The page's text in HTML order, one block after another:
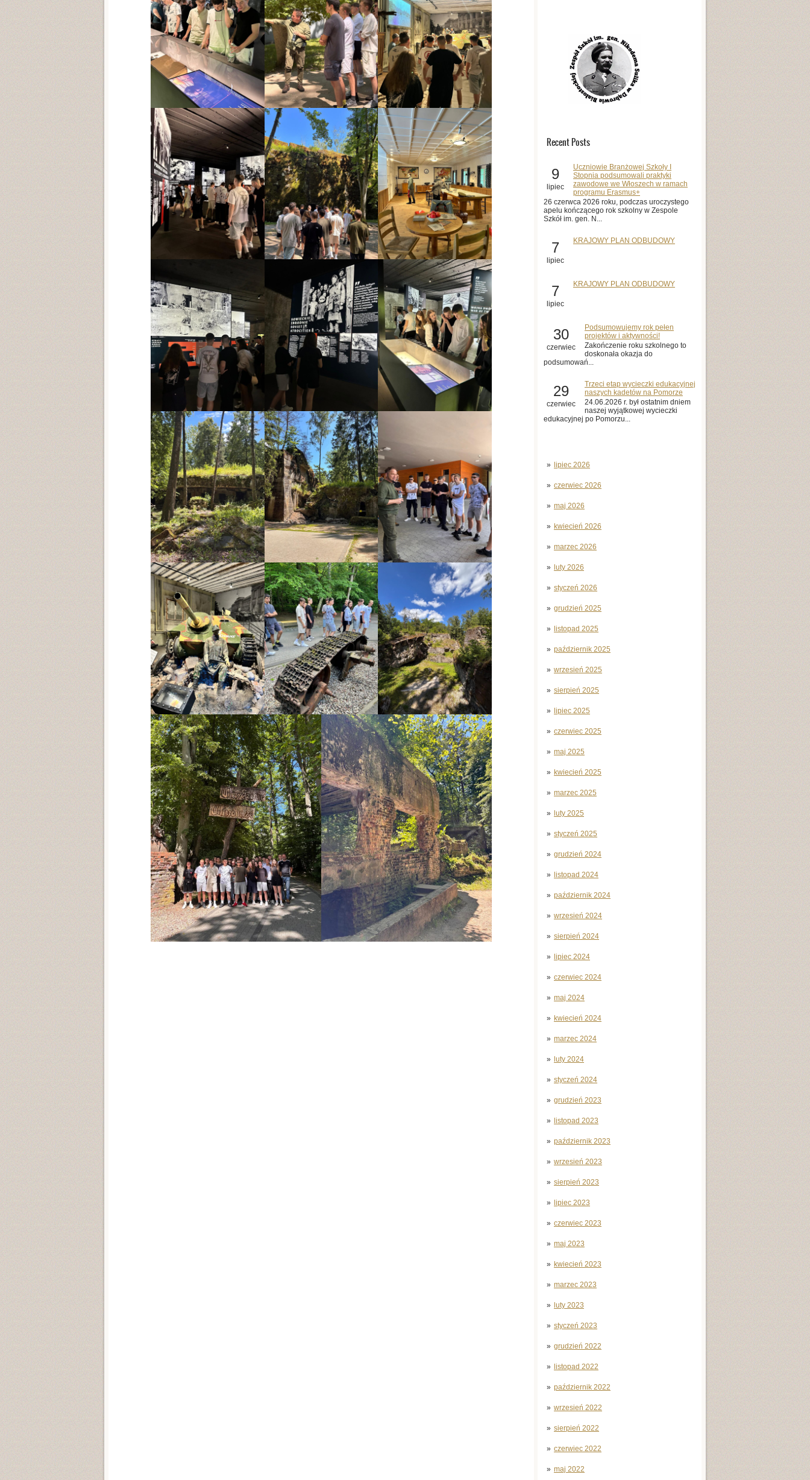
Recent Posts
9
lipiec
Uczniowie Branżowej Szkoły I
Stopnia podsumowali praktyki
zawodowe we Włoszech w ramach
programu Erasmus+
26 czerwca 2026 roku, podczas uroczystego
apelu kończącego rok szkolny w Zespole
Szkół im. gen. N...
7
lipiec
KRAJOWY PLAN ODBUDOWY
7
lipiec
KRAJOWY PLAN ODBUDOWY
30
czerwiec
Podsumowujemy rok pełen
projektów i aktywności!
Zakończenie roku szkolnego to
doskonała okazja do
podsumowań...
29
czerwiec
Trzeci etap wycieczki edukacyjnej
naszych kadetów na Pomorze
24.06.2026 r. był ostatnim dniem
naszej wyjątkowej wycieczki
edukacyjnej po Pomorzu...
lipiec 2026
czerwiec 2026
maj 2026
kwiecień 2026
marzec 2026
luty 2026
styczeń 2026
grudzień 2025
listopad 2025
październik 2025
wrzesień 2025
sierpień 2025
lipiec 2025
czerwiec 2025
maj 2025
kwiecień 2025
marzec 2025
luty 2025
styczeń 2025
grudzień 2024
listopad 2024
październik 2024
wrzesień 2024
sierpień 2024
lipiec 2024
czerwiec 2024
maj 2024
kwiecień 2024
marzec 2024
luty 2024
styczeń 2024
grudzień 2023
listopad 2023
październik 2023
wrzesień 2023
sierpień 2023
lipiec 2023
czerwiec 2023
maj 2023
kwiecień 2023
marzec 2023
luty 2023
styczeń 2023
grudzień 2022
listopad 2022
październik 2022
wrzesień 2022
sierpień 2022
czerwiec 2022
maj 2022